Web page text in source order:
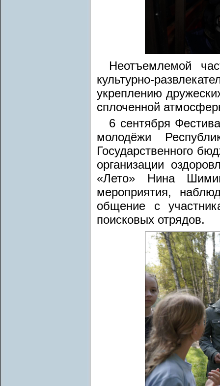
Неотъемлемой
культурно-
укреплению
сплоченной
6 сентября
молодёжи
Государственного
организации
«Лето» Нина
мероприятия,
общение с
поисковых отрядов.